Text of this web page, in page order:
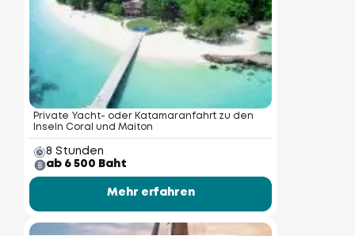
Private Yacht- oder Katamaranfahrt zu den
Inseln Coral und Maiton
8 Stunden
ab 6 500 Baht
Mehr erfahren